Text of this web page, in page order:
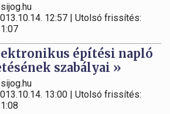
12:57 | Utolsó frissítés:
építési napló
szabályai »
13:00 | Utolsó frissítés: